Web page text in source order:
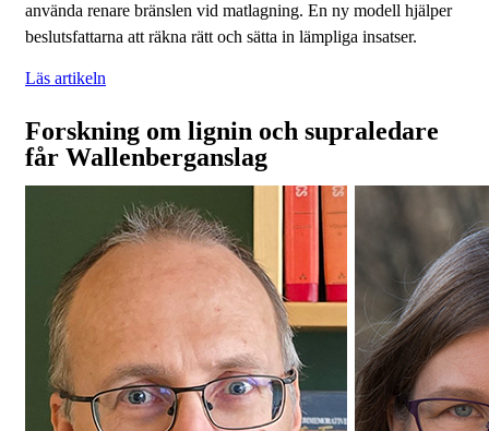
använda renare bränslen vid matlagning. En ny modell hjälper
beslutsfattarna att räkna rätt och sätta in lämpliga insatser.
Läs artikeln
Forskning om lignin och supraledare
får Wallenberganslag